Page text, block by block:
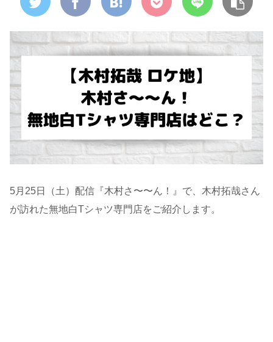
5月25日（土）配信『木村さ〜〜ん！』で、木村拓哉さん
が訪れた無地白Tシャツ専門店をご紹介します。